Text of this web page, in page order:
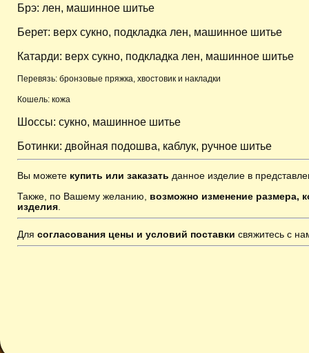
Брэ: лен, машинное шитье
Берет: верх сукно, подкладка лен, машинное шитье
Катарди: верх сукно, подкладка лен, машинное шитье
Перевязь: бронзовые пряжка, хвостовик и накладки
Кошель: кожа
Шоссы: сукно, машинное шитье
Ботинки: двойная подошва, каблук, ручное шитье
Вы можете купить или заказать данное изделие в
Также, по Вашему желанию, возможно изменение размера,
изделия
Для согласования цены и условий поставки свяжитесь с